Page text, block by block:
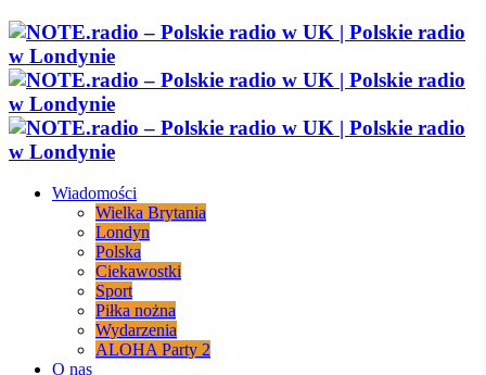
Wiadomości
Wielka Brytania
Londyn
Polska
Ciekawostki
Sport
Piłka nożna
Wydarzenia
ALOHA Party 2
O nas